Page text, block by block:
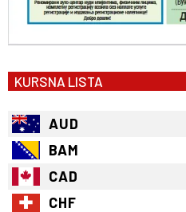
KURSNA LISTA
AUD
BAM
CAD
CHF